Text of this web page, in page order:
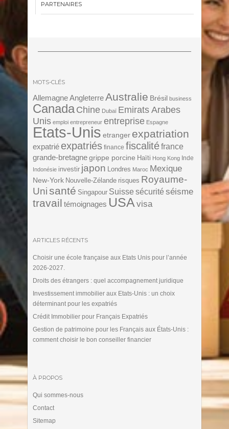
PARTENAIRES
MOTS-CLÉS
Allemagne AngleterreAustralie Brésil business
Canada Chine Dubaï Emirats Arabes
Unis emploi entrepreneur entreprise Espagne
Etats-Unis etranger expatriation
expatrié expatriés finance fiscalitéfrance
grande-bretagne grippe porcine Haïti Hong Kong Inde
Indonésie investir japon Londres Maroc Mexique
New-York Nouvelle-Zélande risques Royaume-
Unisanté Singapour Suisse sécurité séisme
travail témoignages USA visa
ARTICLES RÉCENTS
Choisir une école française aux Etats Unis pour l’année
2026-2027.
Droits des étrangers : quel accompagnement juridique
Investissement immobilier aux Etats-Unis : un choix
déterminant pour les expatriés
Crédit Immobilier pour Français Expatriés
Gestion de patrimoine pour les Français aux États-Unis :
comment choisir le bon conseiller financier
À PROPOS
Qui sommes-nous
Contact
Sitemap